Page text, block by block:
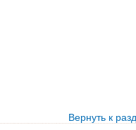
Вернуть к